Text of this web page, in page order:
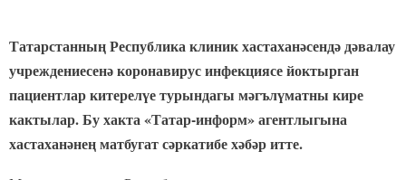
Татарстанның Республика клиник хастаханәсендә дәвалау
учреждениесенә коронавирус инфекциясе йоктырган
пациентлар китерелүе турындагы мәгълүматны кире
кактылар. Бу хакта «Татар-информ» агентлыгына
хастаханәнең матбугат сәркатибе хәбәр итте.